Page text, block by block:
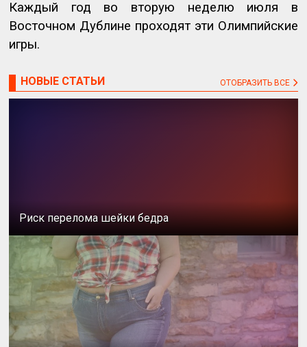
Каждый год во вторую неделю июля в
Восточном Дублине проходят эти Олимпийские
игры.
НОВЫЕ СТАТЬИ ОТОБРАЗИТЬ ВСЕ
Риск перелома шейки бедра